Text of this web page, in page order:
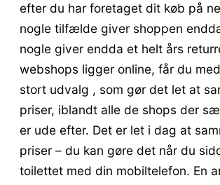
efter du har foretaget dit køb på
nogle tilfælde giver shoppen
nogle giver endda et helt års
webshops ligger online, får du
stort udvalg , som gør det let at
priser, iblandt alle de shops der
er ude efter. Det er let i dag at
priser – du kan gøre det når du
toilettet med din mobiltelefon. En